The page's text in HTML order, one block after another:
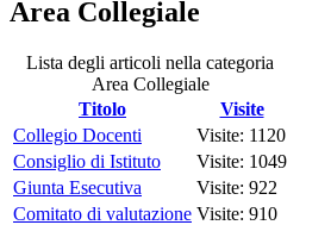
Area Collegiale
Lista degli articoli nella categoria
Area Collegiale
Titolo
Visite
Collegio Docenti
Visite: 1120
Consiglio di Istituto
Visite: 1049
Giunta Esecutiva
Visite: 922
Comitato di valutazione Visite: 910